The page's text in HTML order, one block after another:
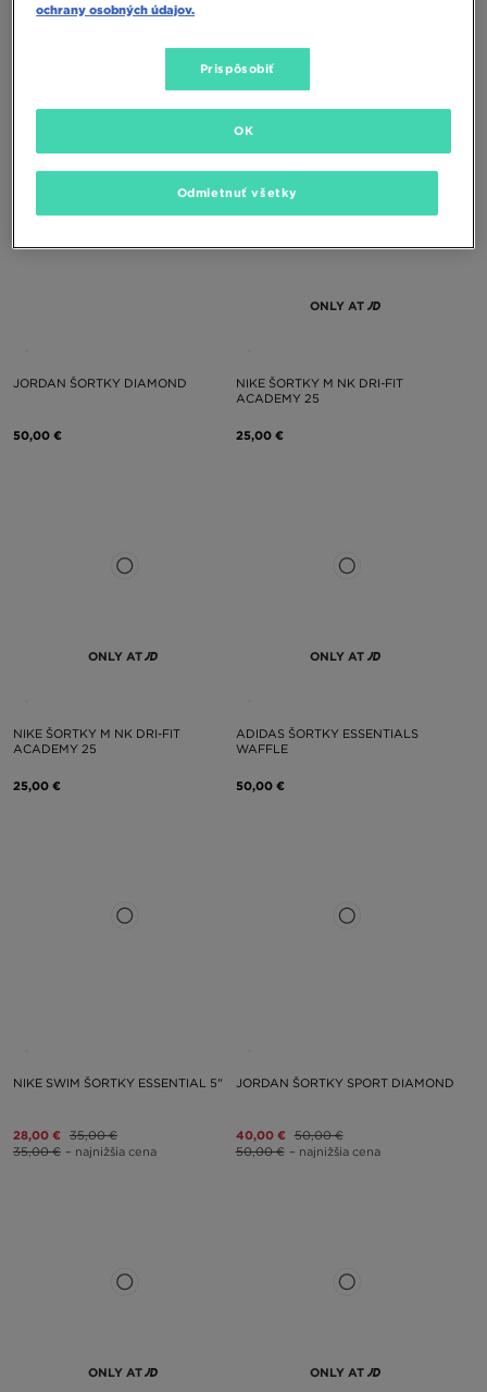
JORDAN ŠORTKY DIAMOND
50,00 €
ONLY AT
NIKE ŠORTKY M NK DRI-FIT
ACADEMY 25
25,00 €
ONLY AT
NIKE ŠORTKY M NK DRI-FIT
ACADEMY 25
25,00 €
ONLY AT
ADIDAS ŠORTKY ESSENTIALS
WAFFLE
50,00 €
NIKE SWIM ŠORTKY ESSENTIAL 5"
28,00 € 35,00 €
35,00 € – najnižšia cena
JORDAN ŠORTKY SPORT DIAMOND
40,00 € 50,00 €
50,00 € – najnižšia cena
ONLY AT ONLY AT
ochrany osobných údajov.
Prispôsobiť
Odmietnuť všetky
OK